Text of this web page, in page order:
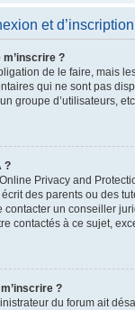
et d’inscription
m’inscrire ?
de le faire, mais
qui ne sont pas
groupe d’utilisateurs,
?
Privacy and
des parents ou des
un conseiller
contactés à ce sujet,
?
du forum ait